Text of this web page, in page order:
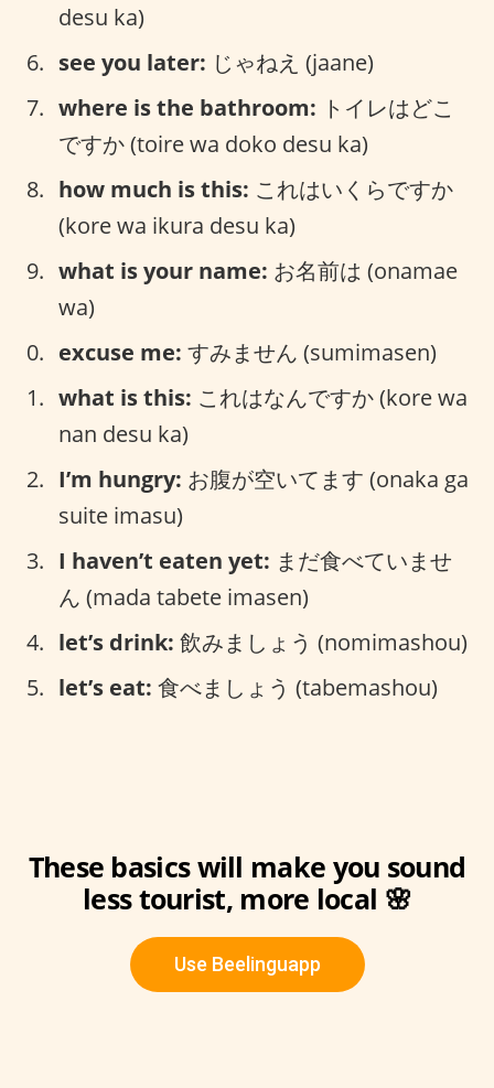
desu ka)
see you later: じゃねえ (jaane)
where is the bathroom: トイレはどこ
ですか (toire wa doko desu ka)
how much is this: これはいくらですか
(kore wa ikura desu ka)
what is your name: お名前は (onamae
wa)
excuse me: すみません (sumimasen)
what is this: これはなんですか (kore wa
nan desu ka)
I’m hungry: お腹が空いてます (onaka ga
suite imasu)
I haven’t eaten yet: まだ食べていませ
ん (mada tabete imasen)
let’s drink: 飲みましょう (nomimashou)
let’s eat: 食べましょう (tabemashou)
These basics will make you sound
less tourist, more local 🌸
Use Beelinguapp